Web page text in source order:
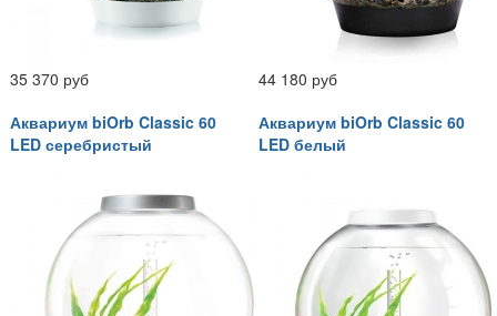
35 370 руб
44 180 руб
Аквариум biOrb Classic 60
LED серебристый
Аквариум biOrb Classic 60
LED белый